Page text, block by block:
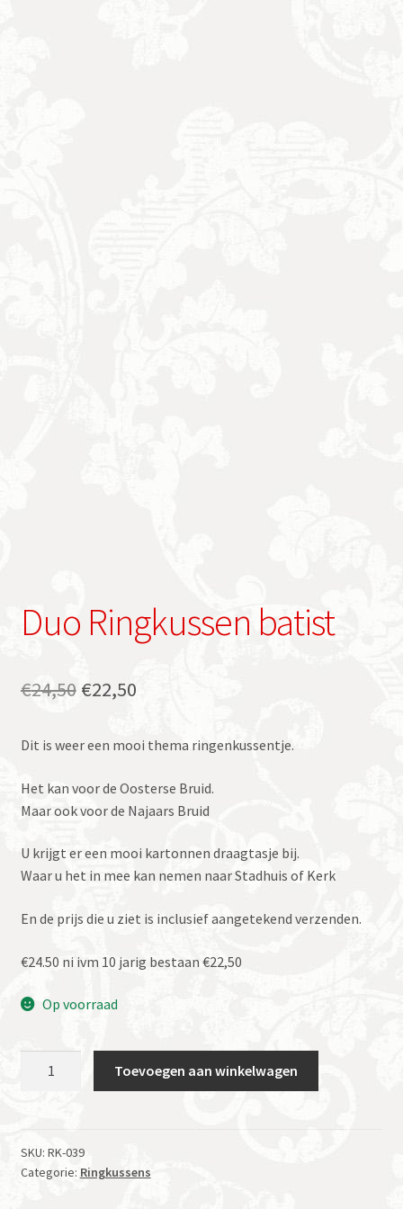
Duo Ringkussen batist
€24,50 Oorspronkelijke
was:
€24,50.
€22,50Huidige
is:
€22,50.
Dit is weer een mooi thema ringenkussentje.
Het kan voor de Oosterse Bruid.
Maar ook voor de Najaars Bruid
U krijgt er een mooi kartonnen draagtasje bij.
Waar u het in mee kan nemen naar Stadhuis of Kerk
En de prijs die u ziet is inclusief aangetekend verzenden.
€24.50 ni ivm 10 jarig bestaan €22,50
Op voorraad
aantal
Toevoegen aan winkelwagen
SKU: RK-039
Categorie: Ringkussens